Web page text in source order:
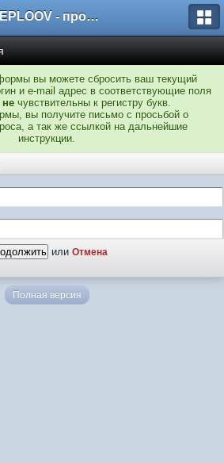
TEPLOOV - программный комплекс для расчёта систем отопления и вентиляции
вы можете сбросить ваш текущий
и e-mail адрес в соответствующие поля
не чувствительны к регистру букв.
вы получите письмо с просьбой о
а так же ссылкой на дальнейшие
инструкции.
или Отмена
Полная версия